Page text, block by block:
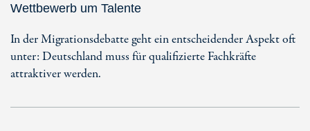
Wettbewerb um Talente
In der Migrationsdebatte geht ein entscheidender Aspekt oft
unter: Deutschland muss für qualifizierte Fachkräfte
attraktiver werden.